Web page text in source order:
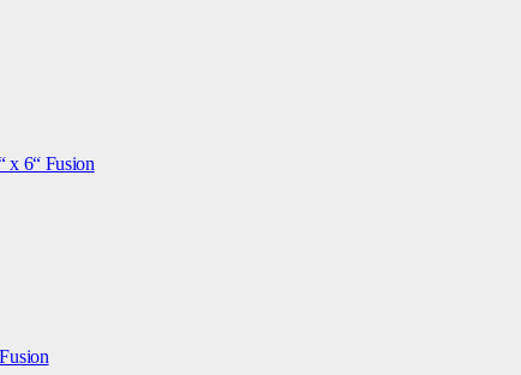
x 6“ Fusion